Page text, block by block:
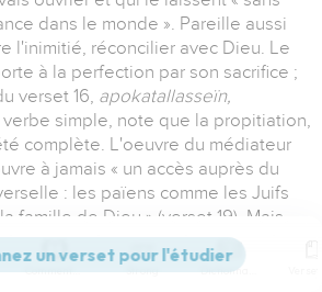
dans le monde ». Pareille aussi
l'inimitié, réconcilier avec Dieu. Le
à la perfection par son sacrifice ;
verset 16, apokatallasseïn,
simple, note que la propitiation,
complète. L'oeuvre du médiateur
à jamais « un accès auprès du
: les païens comme les Juifs
famille de Dieu » (verset 19). Mais
qu'elle soit présentée, quels que
plus ou moins mis en relief,
Commentaires Strong